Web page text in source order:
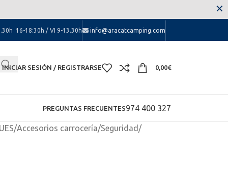
16-18:30h / VI 9-13.30h info@aracatcamping.com
INICIAR SESIÓN / REGISTRARSE 0,00€
PREGUNTAS FRECUENTES974 400 327
✕
/Accesorios carrocería/Seguridad /